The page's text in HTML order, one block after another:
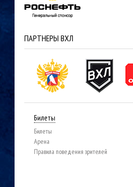
ПАРТНЕРЫ ВХЛ
Билеты
Билеты
Арена
Правила поведения зрителей